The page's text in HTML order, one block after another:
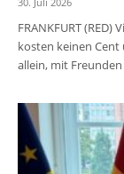
FRANKFURT
kosten keinen Cent
allein, mit